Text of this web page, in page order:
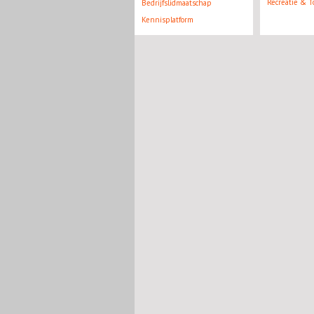
Bedrijfslidmaatschap
Kennisplatform